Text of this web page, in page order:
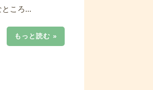
ころ...
もっと読む »